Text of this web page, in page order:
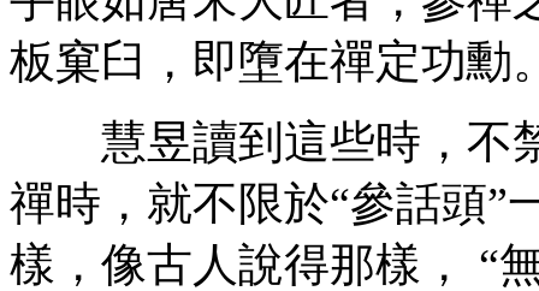
板窠臼，即墮在禪定功勳
慧昱讀到這些時，不
禪時，就不限於“參話頭”
樣，像古人說得那樣， “